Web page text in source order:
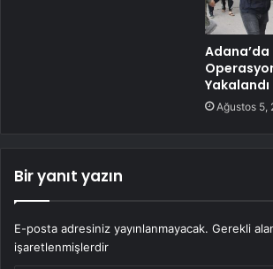
Adana’da
Yakalandı
Ağustos 5,
Bir yanıt yazın
E-posta adresiniz yayınlanmayacak. Gerekli
işaretlenmişlerdir